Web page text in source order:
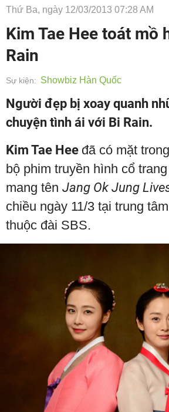
Thứ Ba, ngày 12/03/2013 07:28 AM
Kim Tae Hee toát mồ
Rain
Sự kiện: Showbiz Hàn Quốc
Người đẹp bị xoay quanh
chuyện tình ái với Bi Rain.
Kim Tae Hee đã có mặt
bộ phim truyền hình cổ
mang tên Jang Ok Jung
chiều ngày 11/3 tại trung
thuộc đài SBS.